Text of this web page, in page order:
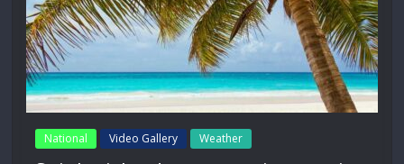
National Video Gallery Weather